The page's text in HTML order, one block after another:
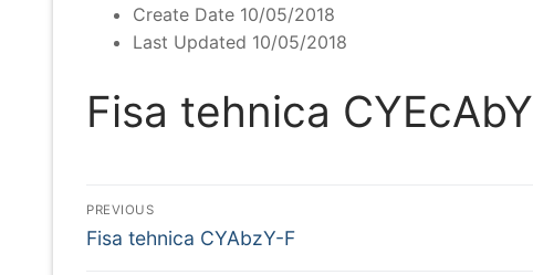
Create Date 10/05/2018
Last Updated 10/05/2018
Fisa tehnica CYEcAbY
Navigare
în
PREVIOUS
Previous
Fisa tehnica CYAbzY-F